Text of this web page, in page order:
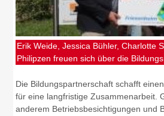
Erik Weide, Jessica Bühler, Charlotte
Philipzen freuen sich über die
Die Bildungspartnerschaft schafft
für eine langfristige Zusammenarbeit.
anderem Betriebsbesichtigungen und